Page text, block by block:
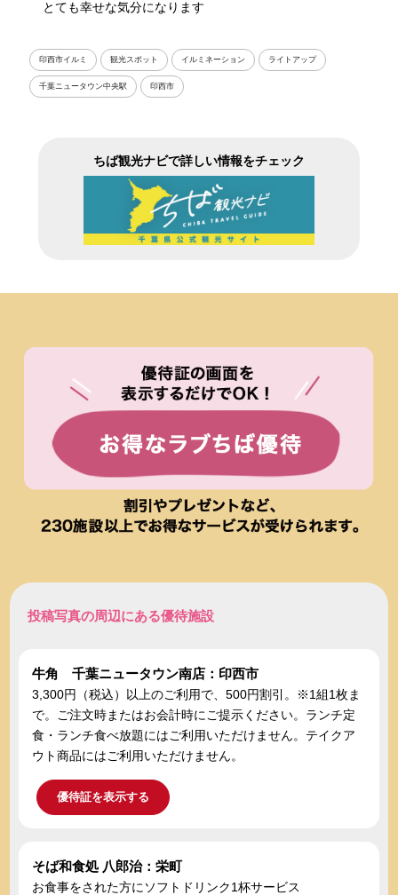
とても幸せな気分になります
印西市イルミ 観光スポット イルミネーション ライトアップ
千葉ニュータウン中央駅 印西市
ちば観光ナビで詳しい情報をチェック
投稿写真の周辺にある優待施設
牛角 千葉ニュータウン南店：印西市
3,300円（税込）以上のご利用で、500円割引。※1組1枚ま
で。ご注文時またはお会計時にご提示ください。ランチ定
食・ランチ食べ放題にはご利用いただけません。テイクア
ウト商品にはご利用いただけません。
優待証を表示する
そば和食処 八郎治：栄町
お食事をされた方にソフトドリンク1杯サービス